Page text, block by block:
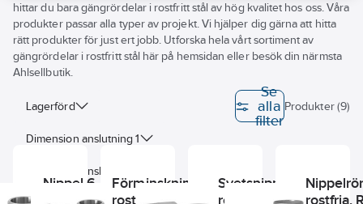
hittar du bara gängrördelar i rostfritt stål av hög kvalitet hos oss. Våra
produkter passar alla typer av projekt. Vi hjälper dig gärna att hitta
rätt produkter för just ert jobb. Utforska hela vårt sortiment av
gängrördelar i rostfritt stål här på hemsidan eller besök din närmsta
Ahlsellbutik.
Lagerförd
Dimension anslutning 1
Dimension anslutning 2
Se
alla
filter
Produkter (9)
Nippel 6-kant
rostfria, R-207,
Förminskningsnippel
rostfria, R-209, EN
Svetsnippel,
rostfria, R-208,rostfria,